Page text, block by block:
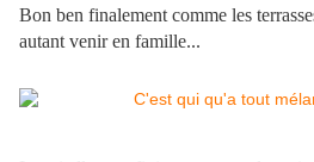
Bon ben finalement comme les
autant venir en famille...